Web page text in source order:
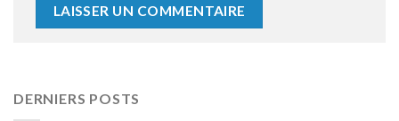
DERNIERS POSTS